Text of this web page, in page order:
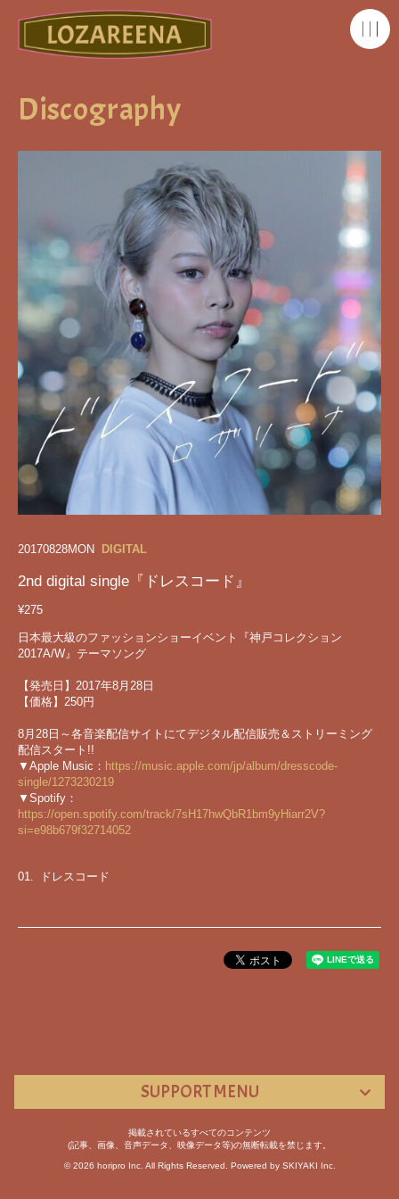
Discography
20170828MON DIGITAL
2nd digital single『ドレスコード』
¥275
日本最大級のファッションショーイベント『神戸コレクション
2017A/W』テーマソング
【発売日】2017年8月28日
【価格】250円
8月28日～各音楽配信サイトにてデジタル配信販売＆ストリーミング
配信スタート!!
▼Apple Music： https://music.apple.com/jp/album/dresscode-
single/1273230219
▼Spotify：
https://open.spotify.com/track/7sH17hwQbR1bm9yHiarr2V?
si=e98b679f32714052
01. ドレスコード
SUPPORT MENU
掲載されているすべてのコンテンツ
(記事、画像、音声データ、映像データ等)の無断転載を禁じます。
© 2026 horipro Inc. All Rights Reserved. Powered by SKIYAKI Inc.